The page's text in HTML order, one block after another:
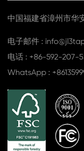
中国福建省漳州市华
电子邮件 :
电话 : +86-592-207-
WhatsApp :